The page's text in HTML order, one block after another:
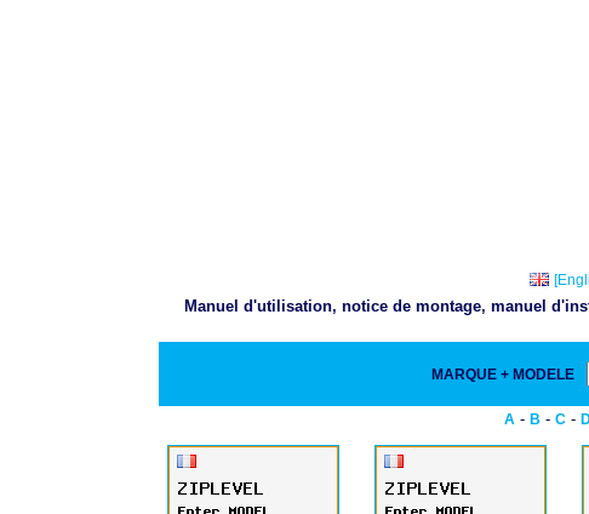
Manuel d'utilisation, notice de montage, manuel
MARQUE + MODELE
A - B - C -